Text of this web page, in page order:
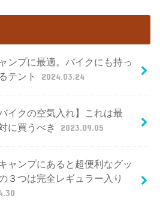
ンプに最適。バイクにも持っ
テント
2024.03.24
バイクの空気入れ】これは最
に買うべき
2023.09.05
ャンプにあると超便利なグッ
３つは完全レギュラー入り